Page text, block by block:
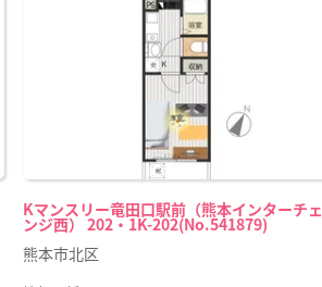
Kマンスリー竜田口駅前（熊本インターチェ
ンジ西） 202・1K-202(No.541879)
熊本市北区